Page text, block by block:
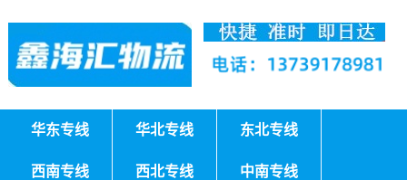
华东专线 华北专线 东北专线
西南专线 西北专线 中南专线